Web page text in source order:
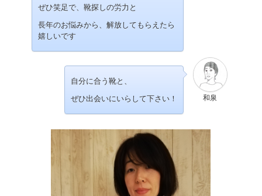
ぜひ笑足で、靴探しの労力と
長年のお悩みから、解放してもらえたら
嬉しいです
和泉
自分に合う靴と、
ぜひ出会いにいらして下さい！